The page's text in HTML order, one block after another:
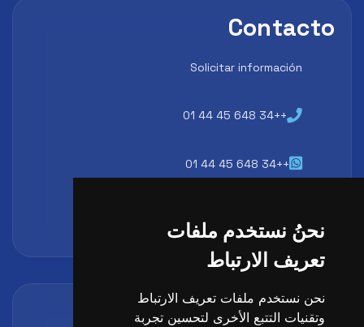
نحنُ نستخدم ملفات
تعريف الارتباط
نحن نستخدم ملفات تعريف الارتباط
وتقنيات التتبع الأخرى لتحسين تجربة
Contacto
Solicitar información
++34 648 45 44 01
++34 648 45 44 01
Acreditaciones y alianzas